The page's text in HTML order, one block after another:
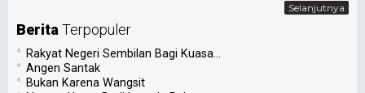
Selanjutnya
Berita Terpopuler
• Rakyat Negeri Sembilan Bagi Kuasa...
• Angen Santak
• Bukan Karena Wangsit